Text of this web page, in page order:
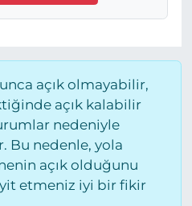
açık olmayabilir,
açık kalabilir
nedeniyle
Bu nedenle, yola
açık olduğunu
etmeniz iyi bir fikir